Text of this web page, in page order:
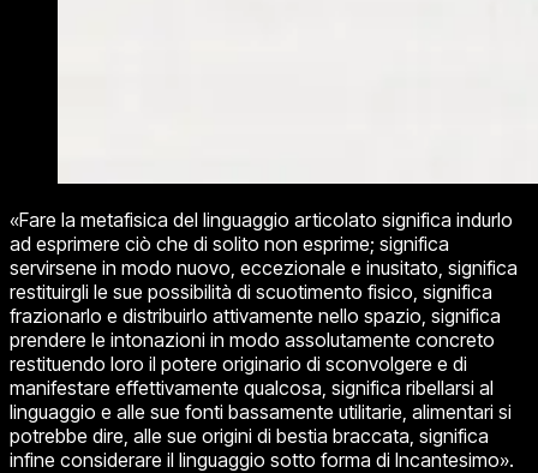
«Fare la metafisica del linguaggio articolato significa indurlo
ad esprimere ciò che di solito non esprime; significa
servirsene in modo nuovo, eccezionale e inusitato, significa
restituirgli le sue possibilità di scuotimento fisico, significa
frazionarlo e distribuirlo attivamente nello spazio, significa
prendere le intonazioni in modo assolutamente concreto
restituendo loro il potere originario di sconvolgere e di
manifestare effettivamente qualcosa, significa ribellarsi al
linguaggio e alle sue fonti bassamente utilitarie, alimentari si
potrebbe dire, alle sue origini di bestia braccata, significa
infine considerare il linguaggio sotto forma di Incantesimo».